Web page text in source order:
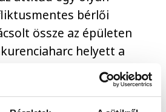
bérlői
össze az épületen
helyett a
élés dominál.”